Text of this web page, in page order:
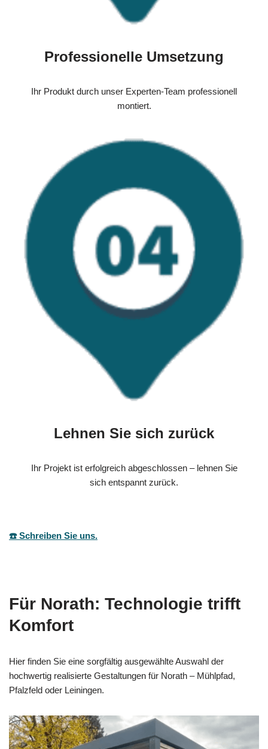
Professionelle Umsetzung
Ihr Produkt durch unser Experten-Team professionell
montiert.
Lehnen Sie sich zurück
Ihr Projekt ist erfolgreich abgeschlossen – lehnen Sie
sich entspannt zurück.
☎️ Schreiben Sie uns.
Für Norath: Technologie trifft
Komfort
Hier finden Sie eine sorgfältig ausgewählte Auswahl der
hochwertig realisierte Gestaltungen für Norath – Mühlpfad,
Pfalzfeld oder Leiningen.